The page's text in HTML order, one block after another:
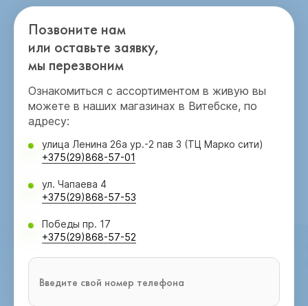
Позвоните нам
или оставьте заявку,
мы перезвоним
Ознакомиться с ассортиментом в живую вы
можете в наших магазинах в Витебске, по
адресу:
улица Ленина 26а ур.-2 пав 3 (ТЦ Марко сити)
+375(29)868-57-01
ул. Чапаева 4
+375(29)868-57-53
Победы пр. 17
+375(29)868-57-52